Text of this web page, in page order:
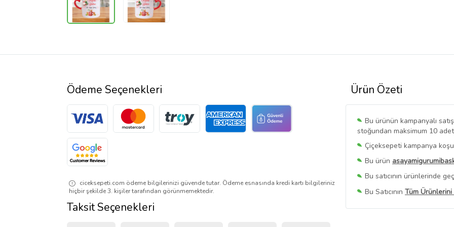
Ürün Özeti
Bu ürünün kampanyalı
stoğundan maksimum 10
Çiçeksepeti kampanya
Bu ürün
Bu satıcının ürünlerinde
Bu Satıcının Tüm
Ürün sayfasında
Ödeme Seçenekleri
ciceksepeti.com ödeme bilgilerinizi güvende tutar. Ödeme esnasında kredi kartı bilgileriniz
hiçbir şekilde 3. kişiler tarafından görünmemektedir.
Taksit Seçenekleri